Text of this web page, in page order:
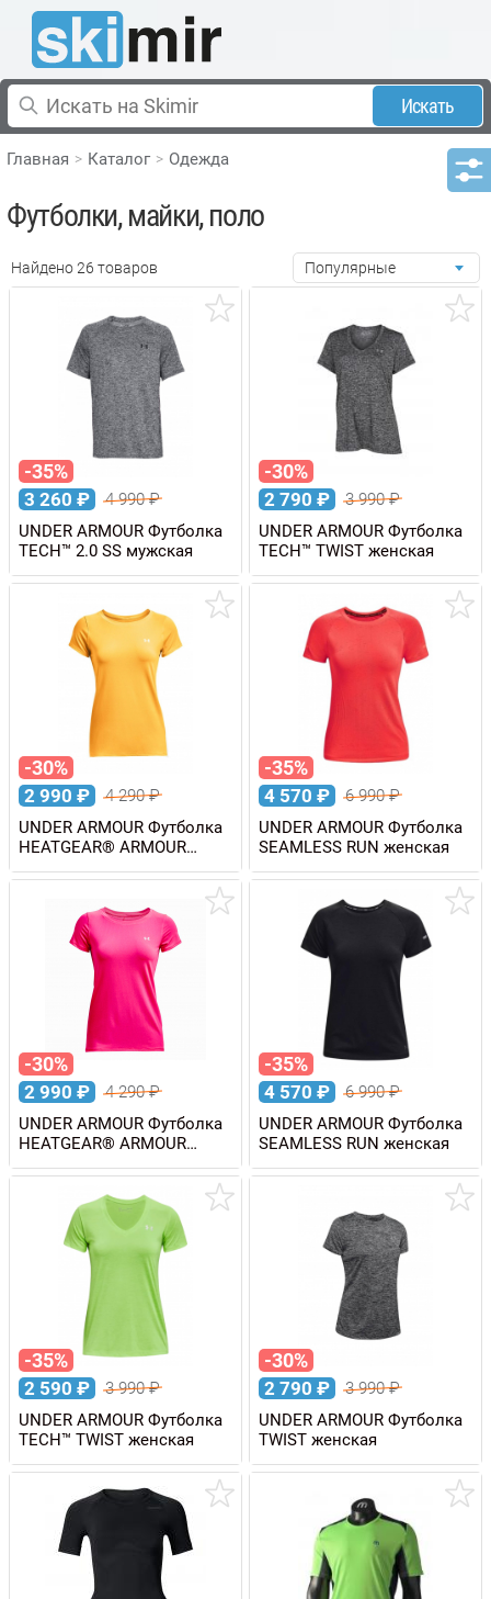
Искать
Главная Каталог Одежда
Футболки, майки, поло
Найдено 26 товаров Популярные
-35%
3 260 ₽ 4 990₽
UNDER ARMOUR Футболка
TECH™ 2.0 SS мужская
-30%
2 790 ₽ 3 990₽
UNDER ARMOUR Футболка
TECH™ TWIST женская
-30%
2 990 ₽ 4 290₽
UNDER ARMOUR Футболка
HEATGEAR® ARMOUR
женская
-35%
4 570 ₽ 6 990₽
UNDER ARMOUR Футболка
SEAMLESS RUN женская
-30%
2 990 ₽ 4 290₽
UNDER ARMOUR Футболка
HEATGEAR® ARMOUR
женская
-35%
4 570 ₽ 6 990₽
UNDER ARMOUR Футболка
SEAMLESS RUN женская
-35%
2 590 ₽ 3 990₽
UNDER ARMOUR Футболка
TECH™ TWIST женская
-30%
2 790 ₽ 3 990₽
UNDER ARMOUR Футболка
TWIST женская